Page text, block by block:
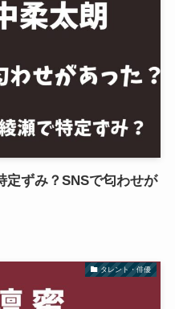
定ずみ？SNSで匂わせが
タレント・俳優